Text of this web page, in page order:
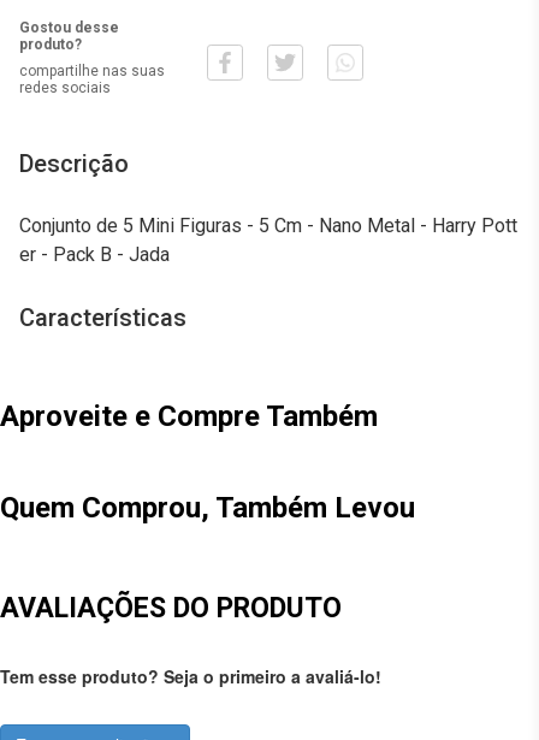
Gostou desse
produto?
compartilhe nas suas
redes sociais
Descrição
Conjunto de 5 Mini Figuras - 5 Cm - Nano Metal - Harry Pott
er - Pack B - Jada
Características
Aproveite e Compre Também
Quem Comprou, Também Levou
AVALIAÇÕES DO PRODUTO
Tem esse produto? Seja o primeiro a avaliá-lo!